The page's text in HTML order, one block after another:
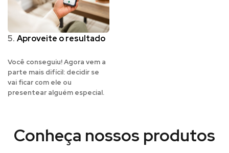
5. Aproveite o resultado
Você conseguiu! Agora vem a
parte mais difícil: decidir se
vai ficar com ele ou
presentear alguém especial.
Conheça nossos produtos